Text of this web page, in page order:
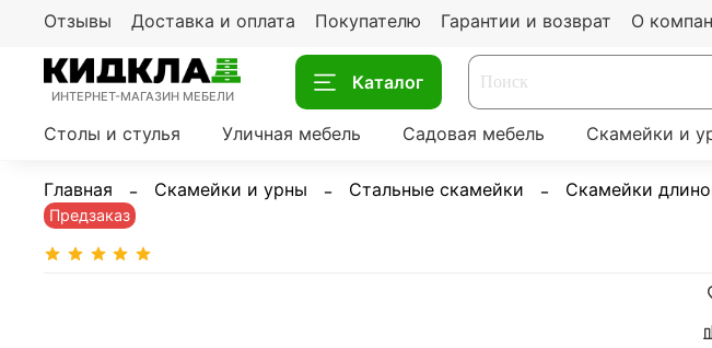
Отзывы Доставка и оплата Покупателю Гарантии и возврат О
ИНТЕРНЕТ-МАГАЗИН МЕБЕЛИ
Каталог
Столы и стулья Уличная мебель Садовая мебель Скамейки и
Главная Скамейки и урны Стальные скамейки Скамейки
Предзаказ